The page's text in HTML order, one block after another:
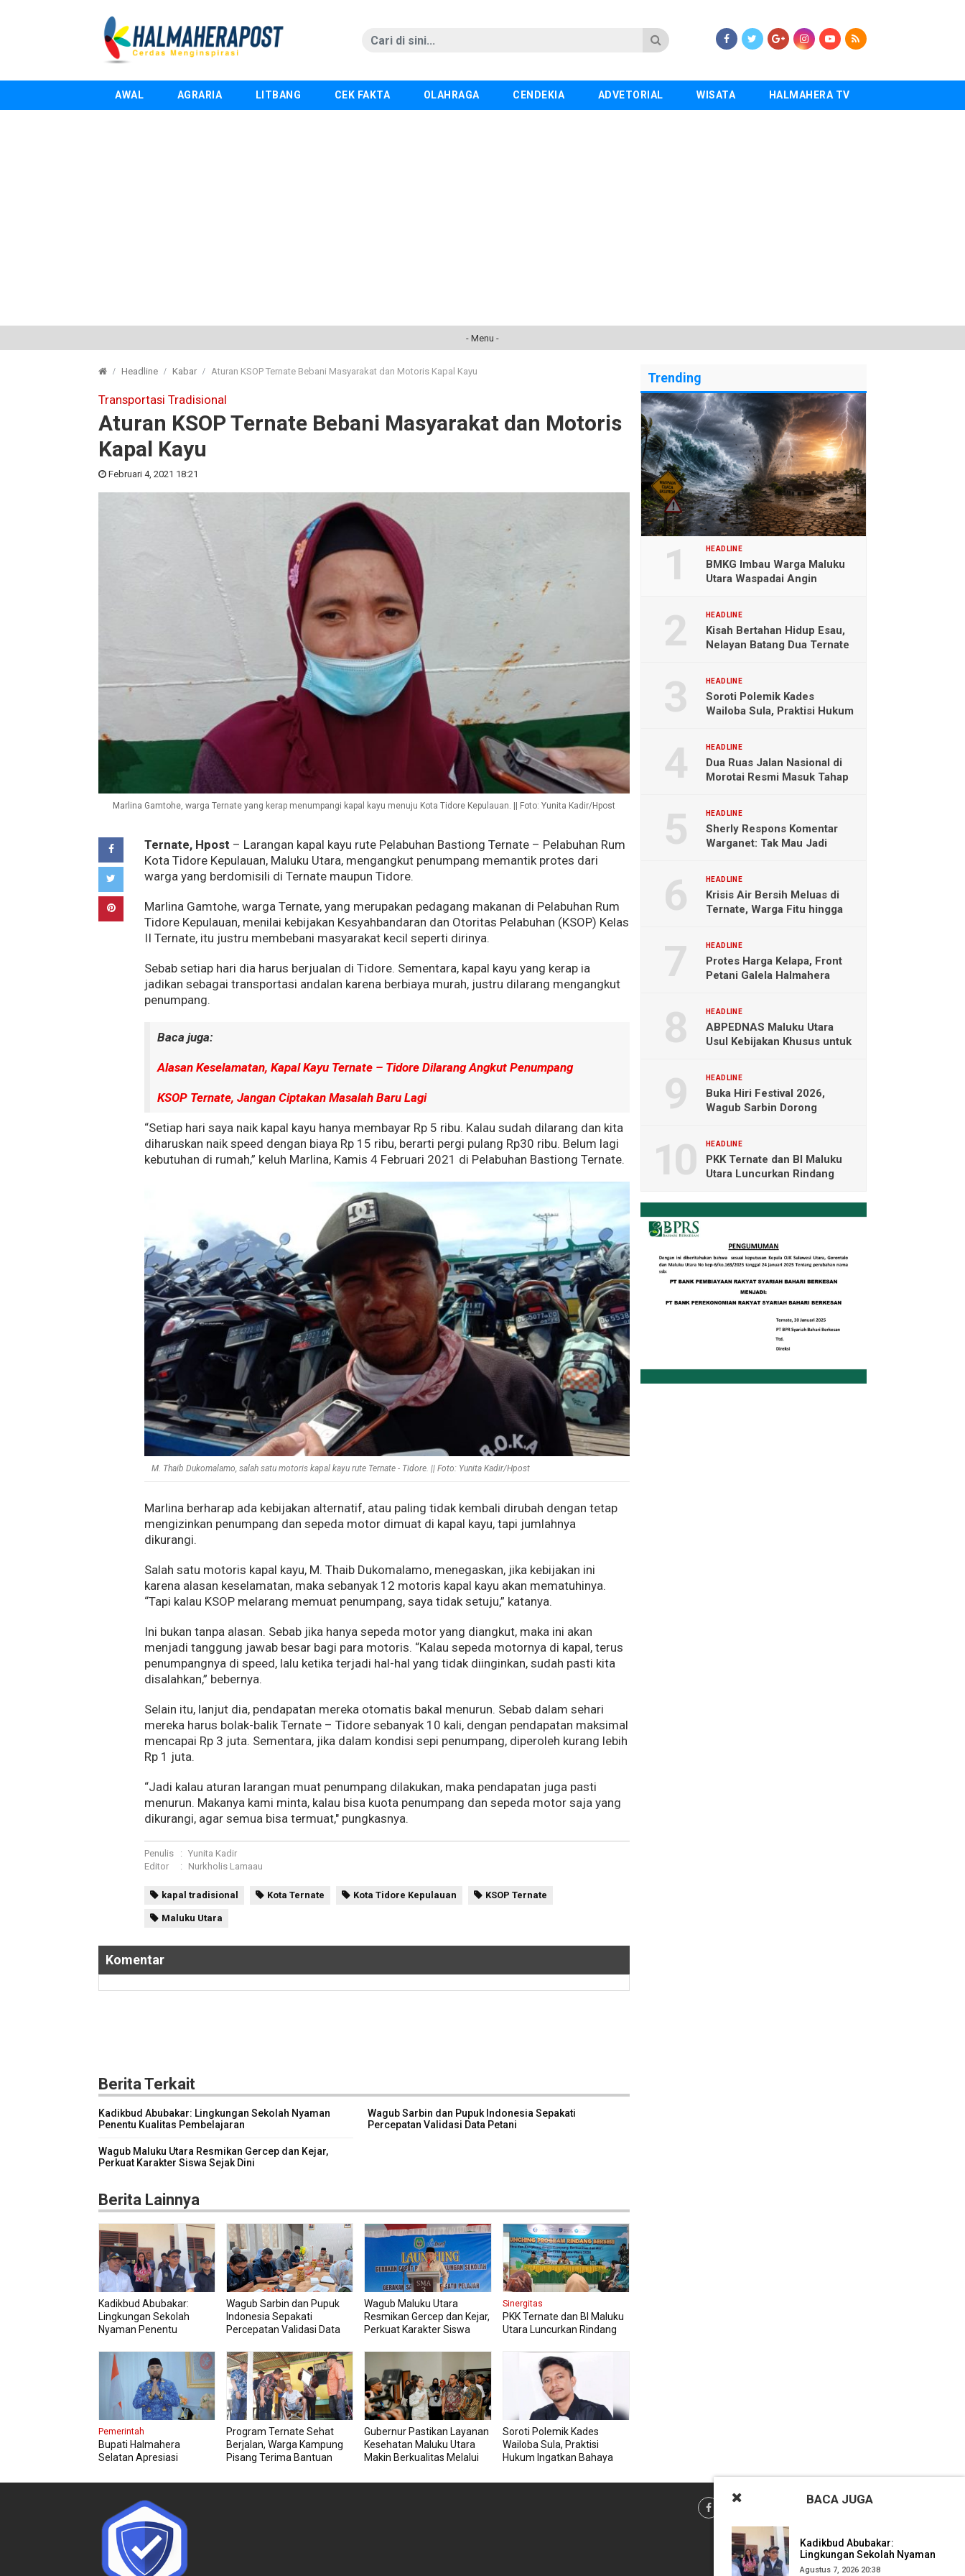
AWAL AGRARIA LITBANG CEK FAKTA OLAHRAGA CENDEKIA ADVETORIAL WISATA HALMAHERA TV
- Menu -
Headline Kabar Aturan KSOP Ternate Bebani Masyarakat dan Motoris Kapal Kayu
Transportasi Tradisional
Aturan KSOP Ternate Bebani Masyarakat dan Motoris
Kapal Kayu
Februari 4, 2021 18:21
Marlina Gamtohe, warga Ternate yang kerap menumpangi kapal kayu menuju Kota Tidore Kepulauan. || Foto: Yunita Kadir/Hpost
Ternate, Hpost – Larangan kapal kayu rute Pelabuhan Bastiong Ternate – Pelabuhan Rum
Kota Tidore Kepulauan, Maluku Utara, mengangkut penumpang memantik protes dari
warga yang berdomisili di Ternate maupun Tidore.
Marlina Gamtohe, warga Ternate, yang merupakan pedagang makanan di Pelabuhan Rum
Tidore Kepulauan, menilai kebijakan Kesyahbandaran dan Otoritas Pelabuhan (KSOP) Kelas
II Ternate, itu justru membebani masyarakat kecil seperti dirinya.
Sebab setiap hari dia harus berjualan di Tidore. Sementara, kapal kayu yang kerap ia
jadikan sebagai transportasi andalan karena berbiaya murah, justru dilarang mengangkut
penumpang.
Baca juga:
Alasan Keselamatan, Kapal Kayu Ternate – Tidore Dilarang Angkut Penumpang
KSOP Ternate, Jangan Ciptakan Masalah Baru Lagi
“Setiap hari saya naik kapal kayu hanya membayar Rp 5 ribu. Kalau sudah dilarang dan kita
diharuskan naik speed dengan biaya Rp 15 ribu, berarti pergi pulang Rp30 ribu. Belum lagi
kebutuhan di rumah,” keluh Marlina, Kamis 4 Februari 2021 di Pelabuhan Bastiong Ternate.
M. Thaib Dukomalamo, salah satu motoris kapal kayu rute Ternate - Tidore. || Foto: Yunita Kadir/Hpost
Marlina berharap ada kebijakan alternatif, atau paling tidak kembali dirubah dengan tetap
mengizinkan penumpang dan sepeda motor dimuat di kapal kayu, tapi jumlahnya
dikurangi.
Salah satu motoris kapal kayu, M. Thaib Dukomalamo, menegaskan, jika kebijakan ini
karena alasan keselamatan, maka sebanyak 12 motoris kapal kayu akan mematuhinya.
“Tapi kalau KSOP melarang memuat penumpang, saya tidak setuju,” katanya.
Ini bukan tanpa alasan. Sebab jika hanya sepeda motor yang diangkut, maka ini akan
menjadi tanggung jawab besar bagi para motoris. “Kalau sepeda motornya di kapal, terus
penumpangnya di speed, lalu ketika terjadi hal-hal yang tidak diinginkan, sudah pasti kita
disalahkan,” bebernya.
Selain itu, lanjut dia, pendapatan mereka otomatis bakal menurun. Sebab dalam sehari
mereka harus bolak-balik Ternate – Tidore sebanyak 10 kali, dengan pendapatan maksimal
mencapai Rp 3 juta. Sementara, jika dalam kondisi sepi penumpang, diperoleh kurang lebih
Rp 1 juta.
“Jadi kalau aturan larangan muat penumpang dilakukan, maka pendapatan juga pasti
menurun. Makanya kami minta, kalau bisa kuota penumpang dan sepeda motor saja yang
dikurangi, agar semua bisa termuat," pungkasnya.
Penulis :
Yunita Kadir
Editor
: Nurkholis Lamaau
kapal tradisional Kota Ternate Kota Tidore Kepulauan KSOP Ternate
Maluku Utara
Komentar
Berita Terkait
Kadikbud Abubakar: Lingkungan Sekolah Nyaman
Penentu Kualitas Pembelajaran
Wagub Sarbin dan Pupuk Indonesia Sepakati
Percepatan Validasi Data Petani
Wagub Maluku Utara Resmikan Gercep dan Kejar,
Perkuat Karakter Siswa Sejak Dini
Berita Lainnya
Kadikbud Abubakar:
Lingkungan Sekolah
Nyaman Penentu
Wagub Sarbin dan Pupuk
Indonesia Sepakati
Percepatan Validasi Data
Wagub Maluku Utara
Resmikan Gercep dan Kejar,
Perkuat Karakter Siswa
Sinergitas
PKK Ternate dan BI Maluku
Utara Luncurkan Rindang
Pangan
Pemerintah
Bupati Halmahera
Selatan Apresiasi
Transformasi Digital
Jasa
Program Ternate Sehat
Berjalan, Warga Kampung
Pisang Terima Bantuan
Gubernur Pastikan Layanan
Kesehatan Maluku Utara
Makin Berkualitas Melalui
Soroti Polemik Kades
Wailoba Sula, Praktisi
Hukum Ingatkan Bahaya
Trending
HEADLINE
BMKG Imbau Warga Maluku
Utara Waspadai Angin
HEADLINE
Kisah Bertahan Hidup Esau,
Nelayan Batang Dua Ternate
HEADLINE
Soroti Polemik Kades
Wailoba Sula, Praktisi Hukum
HEADLINE
Dua Ruas Jalan Nasional di
Morotai Resmi Masuk Tahap
HEADLINE
Sherly Respons Komentar
Warganet: Tak Mau Jadi
HEADLINE
Krisis Air Bersih Meluas di
Ternate, Warga Fitu hingga
HEADLINE
Protes Harga Kelapa, Front
Petani Galela Halmahera
HEADLINE
ABPEDNAS Maluku Utara
Usul Kebijakan Khusus untuk
HEADLINE
Buka Hiri Festival 2026,
Wagub Sarbin Dorong
HEADLINE
PKK Ternate dan BI Maluku
Utara Luncurkan Rindang
Pangan
BACAJUGA
Kadikbud Abubakar:
Lingkungan Sekolah Nyaman
Penentu Kualitas Pembelajaran
Agustus 7, 2026 20:38